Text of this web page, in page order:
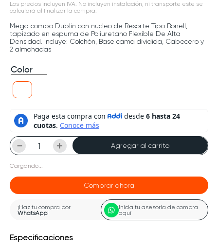
Los precios incluyen IVA. No incluyen instalación, ni transporte este se
calculará al finalizar la compra.
Mega combo Dublín con nucleo de Resorte Tipo Bonell,
tapizado en espuma de Poliuretano Flexible De Alta
Densidad. Incluye: Colchón, Base cama dividida, Cabecero y
2 almohadas
Color
＋
－ Agregar al carrito
Cargando...
Comprar ahora
¡Haz tu compra por
WhatsApp!
Inicia tu asesoría de compra
aquí
Especificaciones